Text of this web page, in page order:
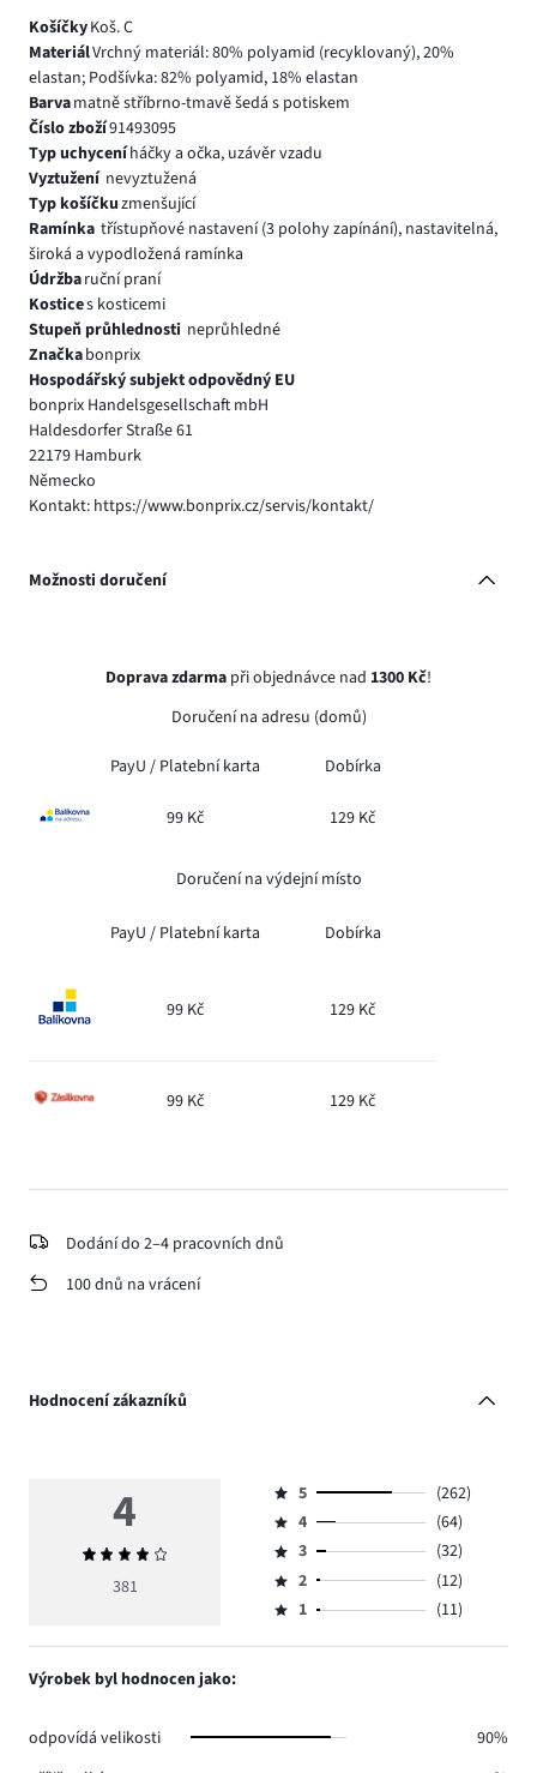
KošíčkyKoš. C
MateriálVrchný materiál: 80% polyamid (recyklovaný), 20%
elastan; Podšívka: 82% polyamid, 18% elastan
Barvamatně stříbrno-tmavě šedá s potiskem
Číslo zboží91493095
Typ uchyceníháčky a očka, uzávěr vzadu
Vyztužení nevyztužená
Typ košíčkuzmenšující
Ramínka třístupňové nastavení (3 polohy zapínání), nastavitelná,
široká a vypodložená ramínka
Údržbaruční praní
Kostices kosticemi
Stupeň průhlednosti neprůhledné
Značkabonprix
Hospodářský subjekt odpovědný EU
bonprix Handelsgesellschaft mbH
Haldesdorfer Straße 61
22179 Hamburk
Německo
Kontakt: https://www.bonprix.cz/servis/kontakt/
Možnosti doručení
Doprava zdarma při objednávce nad 1300 Kč!
Doručení na adresu (domů)
PayU / Platební karta Dobírka
99 Kč 129 Kč
Doručení na výdejní místo
PayU / Platební karta Dobírka
99 Kč 129 Kč
99 Kč 129 Kč
Dodání do 2–4 pracovních dnů
100 dnů na vrácení
Hodnocení zákazníků
4
Průměrné
hodnocení
381
Hodnocení
5,
počet
hlasů
262.
5
(262)
Hodnocení
4,
počet
hlasů
4
(64)
Hodnocení
3,
počet
3
(32)
Hodnocení
2,
2
(12)
Hodnocení
1,
1 (11)
Výrobek byl hodnocen jako:
odpovídá velikosti
90%